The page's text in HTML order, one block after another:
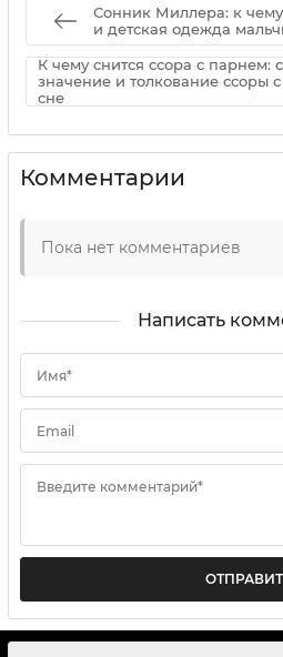
Сонник Миллера: к
и детская одежда
К чему снится ссора с парнем:
значение и толкование ссоры
сне
Комментарии
Пока нет комментариев
Написать
Имя*
Email
Введите комментарий*